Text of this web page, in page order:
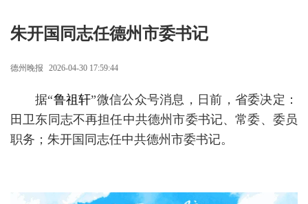
朱开国同志任德州市委书记
德州晚报 2026-04-30 17:59:44
据“鲁祖轩”微信公众号消息，日前，省委决定：
田卫东同志不再担任中共德州市委书记、常委、委员
职务；朱开国同志任中共德州市委书记。